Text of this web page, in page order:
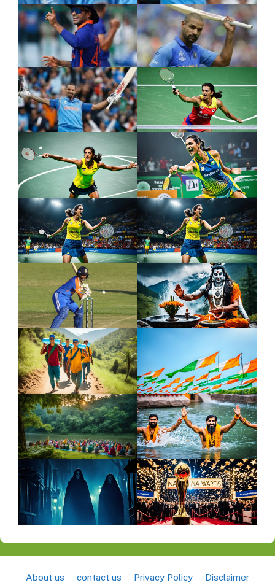
About us contact us Privacy Policy Disclaimer